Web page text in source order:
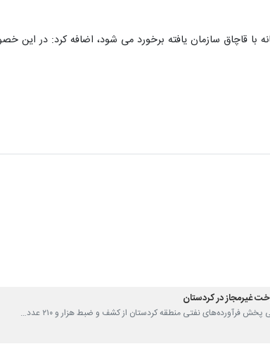
با قاچاق سازمان یافته برخورد می شود، اضافه کرد: در
فرآورده‌های نفتی منطقه کردستان از کشف و ضبط هزار و ۲۱۰ عدد…